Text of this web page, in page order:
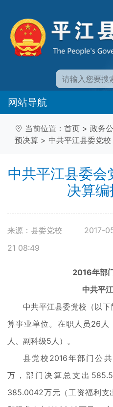
网站导航
当前位置： 首页 > 政务
预决算 > 中共平江县委党校
中共平江县委
决算
来源：县委党校
2017-
21 08:49
2016年部
中共平
中共平江县委党校（以
算事业单位。在职人员26
人、副科级5人）。
县党校2016年部门公
万，部门决算总支出
385.0042万元（工资福利